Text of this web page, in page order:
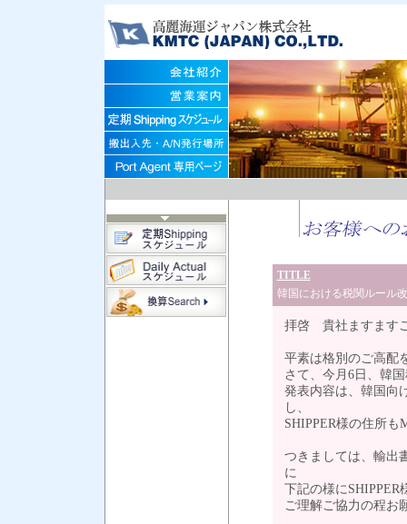
TITLE
韓国における税関ルール
拝啓 貴社ますます
平素は格別のご高配
さて、今月6日、韓
発表内容は、韓国向
し、
SHIPPER様の住所
つきましては、輸出
に
下記の様に
ご理解ご協力の程お